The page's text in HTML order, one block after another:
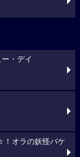
・デイ
オラの妖怪バケ